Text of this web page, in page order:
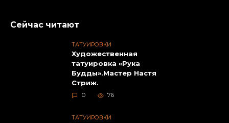
Сейчас читают
ТАТУИРОВКИ
Художественная
татуировка «Рука
Будды».Мастер Настя
Стриж.
0 76
ТАТУИРОВКИ